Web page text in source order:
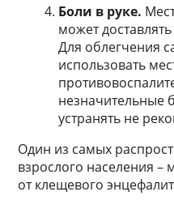
Боли в руке.
может
Для облегчения
использовать
незначительные
устранять не
Один из самых
взрослого населения
от клещевого